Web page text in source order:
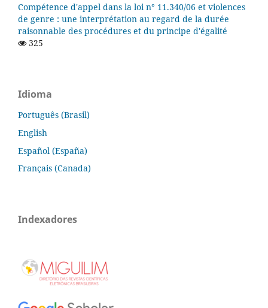
Compétence d'appel dans la loi n° 11.340/06 et violences
de genre : une interprétation au regard de la durée
raisonnable des procédures et du principe d'égalité
325
Idioma
Português (Brasil)
English
Español (España)
Français (Canada)
Indexadores